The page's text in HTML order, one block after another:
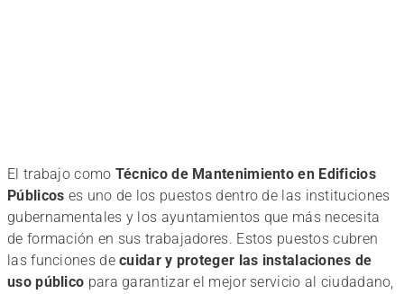
El trabajo como Técnico de Mantenimiento en Edificios
Públicos es uno de los puestos dentro de las instituciones
gubernamentales y los ayuntamientos que más necesita
de formación en sus trabajadores. Estos puestos cubren
las funciones decuidar y proteger las instalaciones de
uso público para garantizar el mejor servicio al ciudadano,